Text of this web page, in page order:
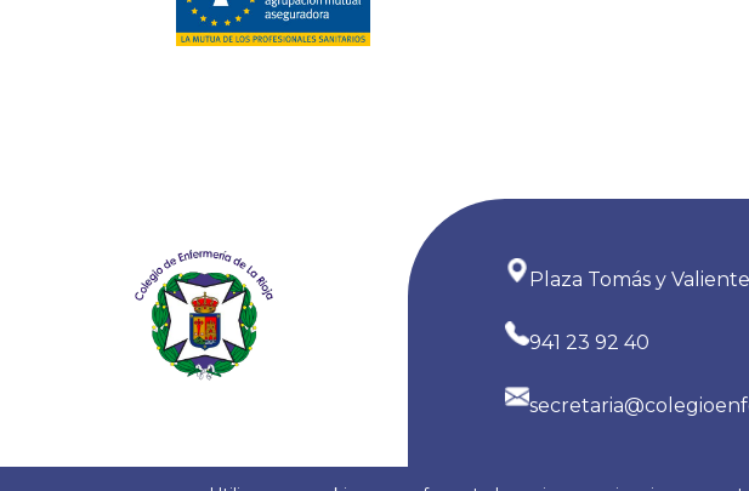
acciones de forma conjunta cobra
más sentido que nunca cuando
aprender durante los
este paso vaya acompañado del
Plaza Tomás y
941 23 92 40